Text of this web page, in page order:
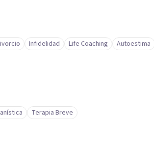
Infidelidad Life Coaching
Autoestima
Terapia Breve